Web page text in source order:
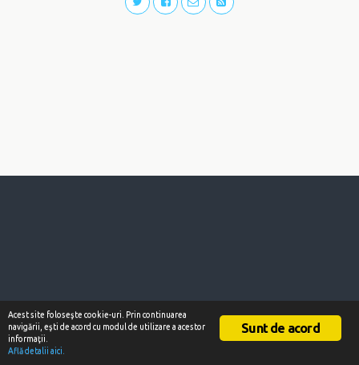
Sunt de acord
Acest site foloseşte cookie-uri. Prin continuarea
navigării, eşti de acord cu modul de utilizare a acestor
informaţii.
Află detalii aici.